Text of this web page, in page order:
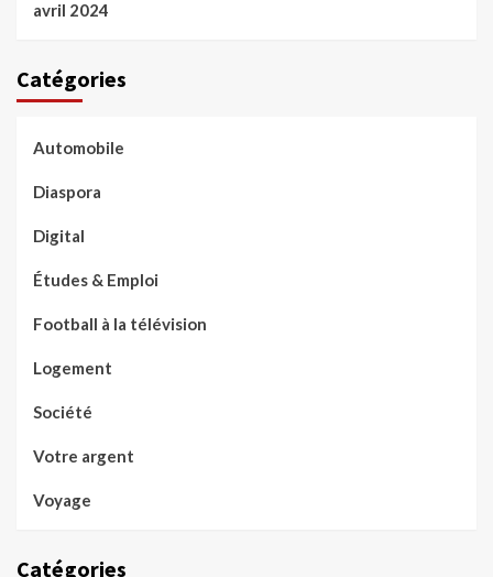
avril 2024
Catégories
Automobile
Diaspora
Digital
Études & Emploi
Football à la télévision
Logement
Société
Votre argent
Voyage
Catégories